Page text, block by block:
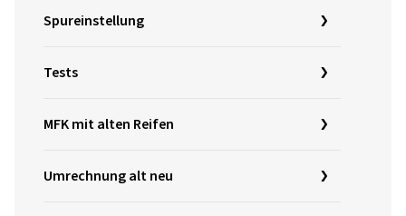
Spureinstellung
Tests
MFK mit alten Reifen
Umrechnung alt neu